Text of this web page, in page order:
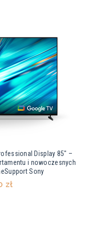
Display 85" –
i nowoczesnych
Sony
zł